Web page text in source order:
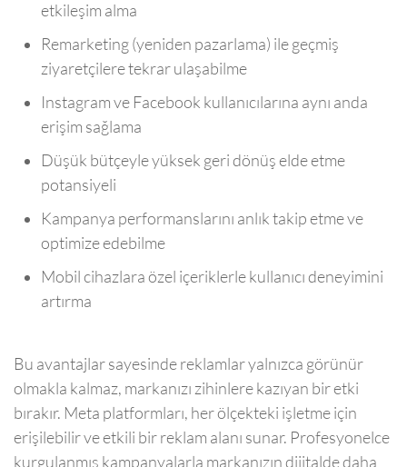
etkileşim alma
Remarketing (yeniden pazarlama) ile geçmiş
ziyaretçilere tekrar ulaşabilme
Instagram ve Facebook kullanıcılarına aynı anda
erişim sağlama
Düşük bütçeyle yüksek geri dönüş elde etme
potansiyeli
Kampanya performanslarını anlık takip etme ve
optimize edebilme
Mobil cihazlara özel içeriklerle kullanıcı deneyimini
artırma
Bu avantajlar sayesinde reklamlar yalnızca görünür
olmakla kalmaz, markanızı zihinlere kazıyan bir etki
bırakır. Meta platformları, her ölçekteki işletme için
erişilebilir ve etkili bir reklam alanı sunar. Profesyonelce
kurgulanmış kampanyalarla markanızın dijitalde daha